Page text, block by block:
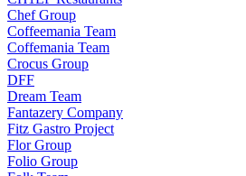
Chef Group
Coffeemania Team
Coffemania Team
Crocus Group
DFF
Dream Team
Fantazery Company
Fitz Gastro Project
Flor Group
Folio Group